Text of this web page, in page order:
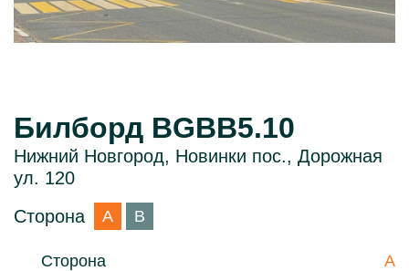
Билборд BGBB5.10
Нижний Новгород, Новинки пос., Дорожная
ул. 120
Сторона
A B
Сторона
A